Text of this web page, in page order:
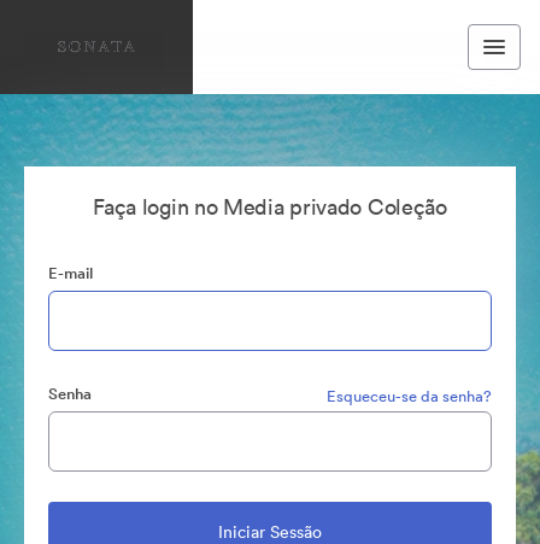
Faça login no Media privado Coleção
E-mail
Senha Esqueceu-se da senha?